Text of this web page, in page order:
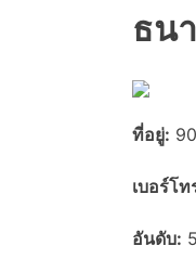
ธน
ที่อยู่:
เบอร์โ
อันดับ: 5